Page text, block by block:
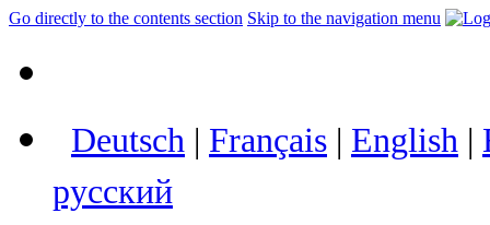
Go directly to the contents section Skip to the navigation menu
Deutsch | Français | English |
русский